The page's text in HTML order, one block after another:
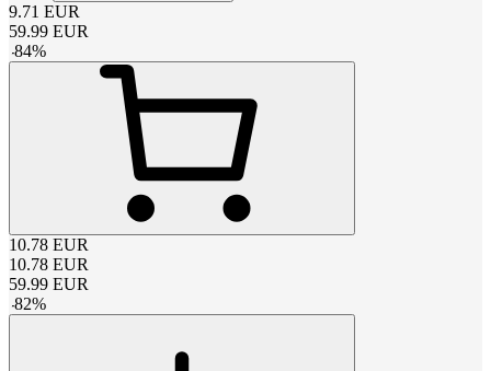
9.71 EUR
59.99 EUR
-84%
10.78 EUR
10.78 EUR
59.99 EUR
-82%